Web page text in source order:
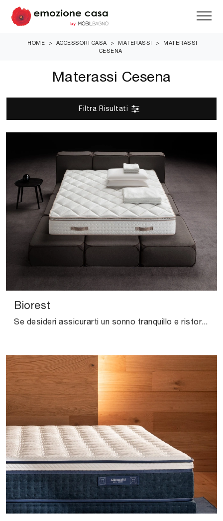
HOME > ACCESSORI CASA > MATERASSI >
MATERASSI
CESENA
Materassi Cesena
Filtra Risultati
Biorest
Se desideri assicurarti un sonno tranquillo e ristoratore, scopri i Materassi a molle insacchettate matrimoniali come il modello Biorest Altrenotti.